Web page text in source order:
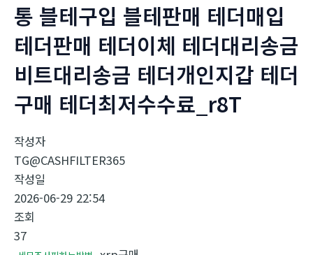
통 블테구입 블테판매 테더매입
테더판매 테더이체 테더대리송금
비트대리송금 테더개인지갑 테더
구매 테더최저수수료_r8T
작성자
TG@CASHFILTER365
작성일
2026-06-29 22:54
조회
37